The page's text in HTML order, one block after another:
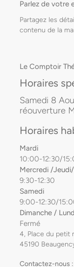
Parlez de votre
Partagez les
contenu de la
Le Comptoir
Horaires
Samedi 8
réouverture
Horaires
Mardi
10:00-12:30/
Mercredi /
9:30-12:30
Samedi
9:00-12:30/
Dimanche /
Fermé
4, Place du petit
45190
Contactez-nous :